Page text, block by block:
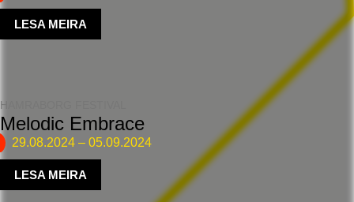
LESA MEIRA
HAMRABORG FESTIVAL
Melodic Embrace
29.08.2024 – 05.09.2024
LESA MEIRA